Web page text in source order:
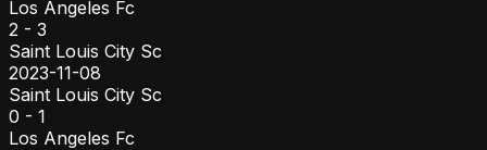
Los Angeles Fc
2 - 3
Saint Louis City Sc
2023-11-08
Saint Louis City Sc
0 - 1
Los Angeles Fc